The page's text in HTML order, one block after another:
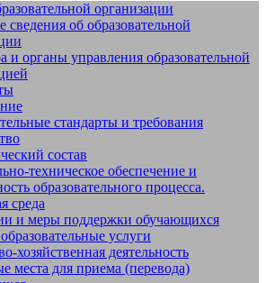
на сайт МБУДО
г.о. Тольятти
организации
об образовательной
и органы управления образовательной
стандарты и требования
состав
техническое обеспечение и
образовательного процесса.
среда
и меры поддержки обучающихся
услуги
хозяйственная деятельность
места для приема (перевода)